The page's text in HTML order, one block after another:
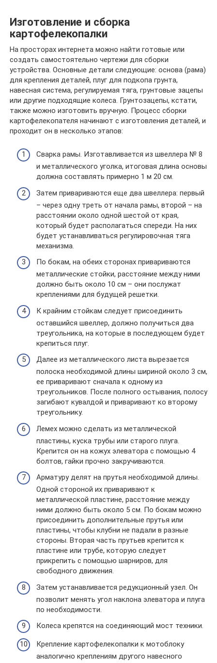
Изготовление и сборка
картофелекопалки
На просторах интернета можно найти готовые или
создать самостоятельно чертежи для сборки
устройства. Основные детали следующие: основа (рама)
для крепления деталей, плуг для подкопа грунта,
навесная система, регулируемая тяга, грунтовые зацепы
или другие подходящие колеса. Грунтозацепы, кстати,
также можно изготовить вручную. Процесс сборки
картофелекопателя начинают с изготовления деталей, и
проходит он в несколько этапов:
Сварка рамы. Изготавливается из швеллера № 8
и металлического уголка, итоговая длина основы
должна составлять примерно 1 м 20 см.
Затем привариваются еще два швеллера: первый
– через одну треть от начала рамы, второй – на
расстоянии около одной шестой от края,
который будет располагаться спереди. На них
будет устанавливаться регулировочная тяга
механизма.
По бокам, на обеих сторонах привариваются
металлические стойки, расстояние между ними
должно быть около 10 см – они послужат
креплениями для будущей решетки.
К крайним стойкам следует присоединить
оставшийся швеллер, должно получиться два
треугольника, на которые в последующем будет
крепиться плуг.
Далее из металлического листа вырезается
полоска необходимой длины шириной около 3 см,
ее приваривают сначала к одному из
треугольников. После полного остывания, полосу
загибают кувалдой и приваривают ко второму
треугольнику.
Лемех можно сделать из металлической
пластины, куска трубы или старого плуга.
Крепится он на кожух элеватора с помощью 4
болтов, гайки прочно закручиваются.
Арматуру делят на прутья необходимой длины.
Одной стороной их приваривают к
металлической пластине, расстояние между
ними должно быть около 5 см. По бокам можно
присоединить дополнительные прутья или
пластины, чтобы клубни не падали в разные
стороны. Вторая часть прутьев крепится к
пластине или трубе, которую следует
прикрепить с помощью шарниров, для
свободного движения.
Затем устанавливается редукционный узел. Он
позволит менять угол наклона элеватора и плуга
по необходимости.
Колеса крепятся на соединяющий мост техники.
Крепление картофелекопалки к мотоблоку
аналогично креплениям другого навесного